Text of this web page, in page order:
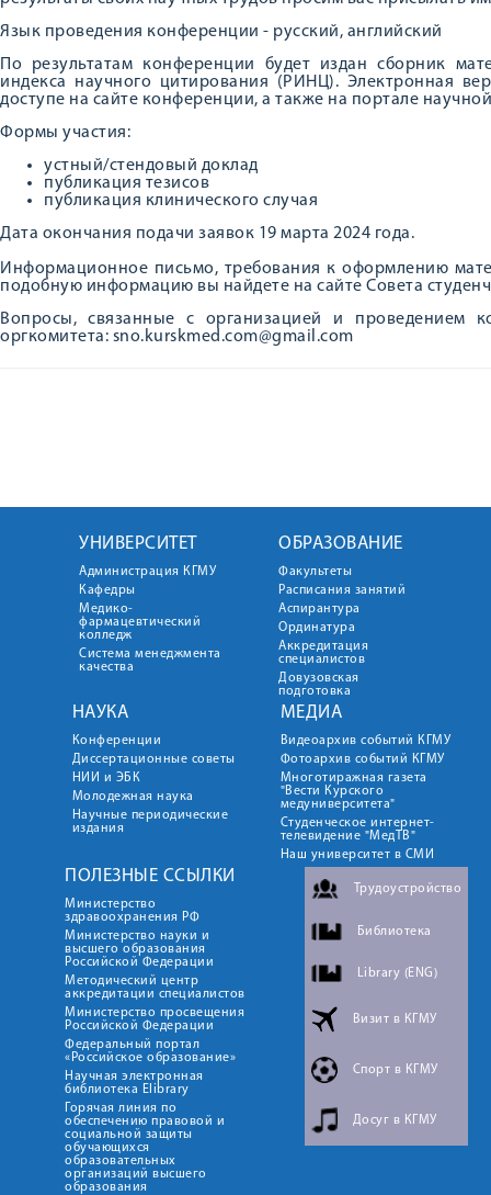
Язык проведения конференции - русский, английский
По результатам конференции будет издан сборник
индекса научного цитирования (РИНЦ). Электронная
доступе на сайте конференции, а также на портале
Формы участия:
устный/стендовый доклад
публикация тезисов
публикация клинического случая
Дата окончания подачи заявок 19 марта 2024 года.
Информационное письмо, требования к оформлению
подобную информацию вы найдете на сайте Совета
Вопросы, связанные с организацией и проведением
оргкомитета: sno.kurskmed.com@gmail.com
УНИВЕРСИТЕТ
Администрация КГМУ
Кафедры
Медико-
фармацевтический
колледж
Система менеджмента
качества
ОБРАЗОВАНИЕ
Факультеты
Расписания занятий
Аспирантура
Ординатура
Аккредитация
специалистов
Довузовская
подготовка
НАУКА
Конференции
Диссертационные советы
НИИ и ЭБК
Молодежная наука
Научные периодические
издания
МЕДИА
Видеоархив событий КГМУ
Фотоархив событий КГМУ
Многотиражная газета
"Вести Курского
медуниверситета"
Студенческое интернет-
телевидение "МедТВ"
Наш университет в СМИ
ПОЛЕЗНЫЕ ССЫЛКИ
Министерство
здравоохранения РФ
Министерство науки и
высшего образования
Российской Федерации
Методический центр
аккредитации специалистов
Министерство просвещения
Российской Федерации
Федеральный портал
«Российское образование»
Научная электронная
библиотека Elibrary
Горячая линия по
обеспечению правовой и
социальной защиты
обучающихся
образовательных
организаций высшего
образования
Трудоустройство
Библиотека
Library (ENG)
Визит в КГМУ
Спорт в КГМУ
Досуг в КГМУ